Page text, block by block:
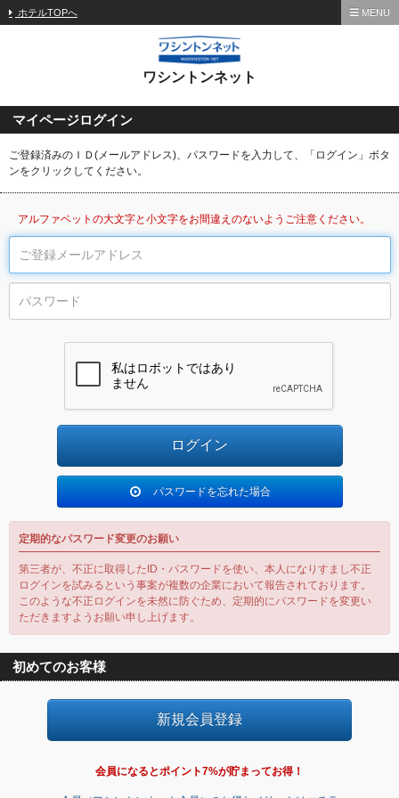
ホテルTOPへ MENU
ワシントンネット
マイページログイン
ご登録済みのＩＤ(メールアドレス)、パスワードを入力して、「ログイン」ボタ
ンをクリックしてください。
アルファベットの大文字と小文字をお間違えのないようご注意ください。
パスワードを忘れた場合
定期的なパスワード変更のお願い
第三者が、不正に取得したID・パスワードを使い、本人になりすまし不正
ログインを試みるという事案が複数の企業において報告されております。
このような不正ログインを未然に防ぐため、定期的にパスワードを変更い
ただきますようお願い申し上げます。
初めてのお客様
会員になるとポイント7%が貯まってお得！